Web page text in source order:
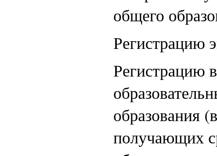
общего
Регистрацию
Регистрацию
образования
получающих